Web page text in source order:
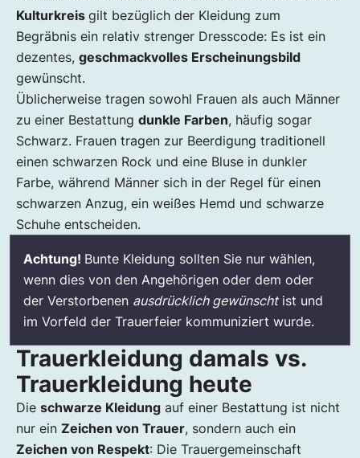
Alternative Trauerkleidung: Ausnahme von der
Regel
Kulturkreis gilt bezüglich der Kleidung zum
Begräbnis ein relativ strenger Dresscode: Es ist ein
dezentes, geschmackvolles Erscheinungsbild
gewünscht.
Üblicherweise tragen sowohl Frauen als auch Männer
zu einer Bestattung dunkle Farben, häufig sogar
Schwarz. Frauen tragen zur Beerdigung traditionell
einen schwarzen Rock und eine Bluse in dunkler
Farbe, während Männer sich in der Regel für einen
schwarzen Anzug, ein weißes Hemd und schwarze
Schuhe entscheiden.
Achtung! Bunte Kleidung sollten Sie nur wählen,
wenn dies von den Angehörigen oder dem oder
der Verstorbenen ausdrücklich gewünschtist und
im Vorfeld der Trauerfeier kommuniziert wurde.
Trauerkleidung damals vs.
Trauerkleidung heute
Die schwarze Kleidung auf einer Bestattung ist nicht
nur ein Zeichen von Trauer, sondern auch ein
Zeichen von Respekt: Die Trauergemeinschaft